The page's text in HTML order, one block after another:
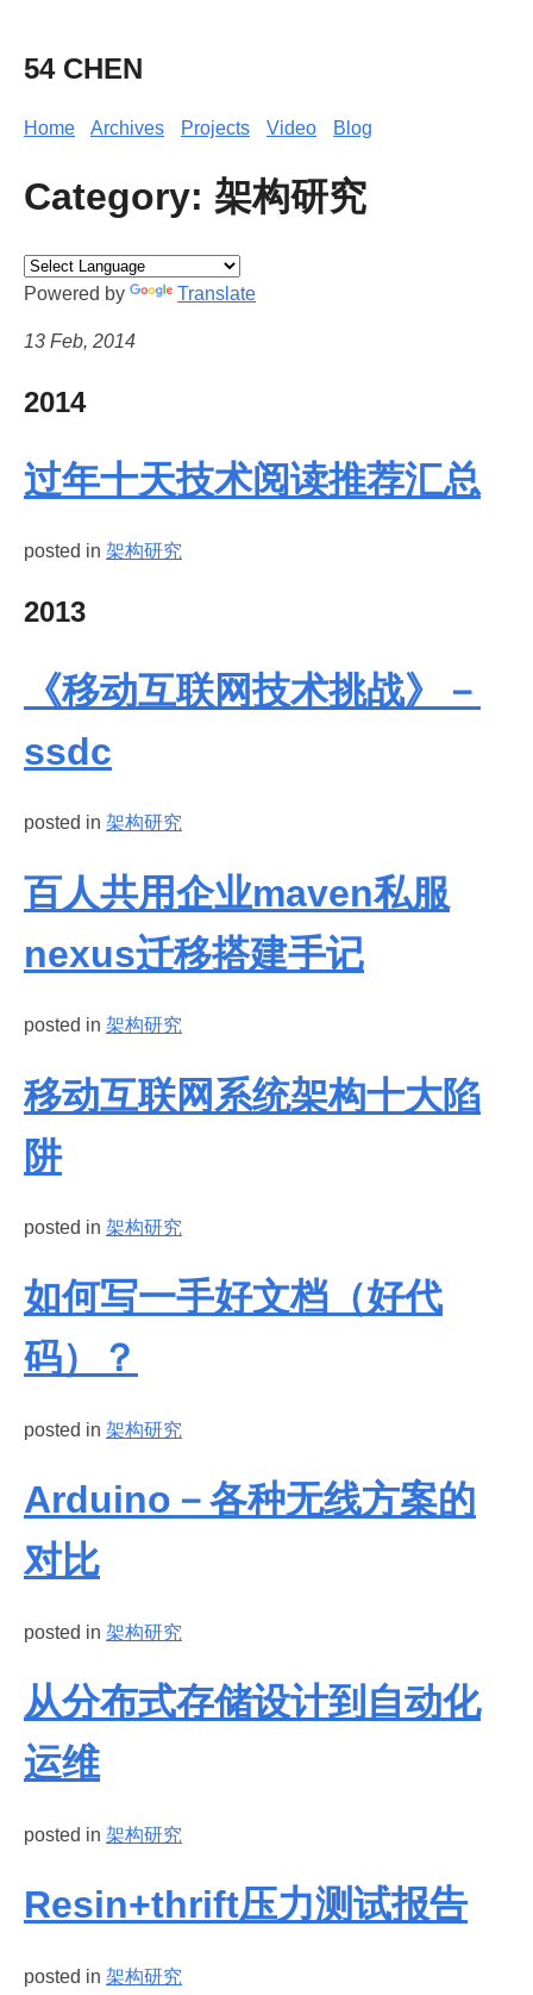
54 CHEN
Home Archives Projects Video Blog
Category: 架构研究
Powered by Translate
13 Feb, 2014
2014
过年十天技术阅读推荐汇总
posted in 架构研究
2013
《移动互联网技术挑战》－
ssdc
posted in 架构研究
百人共用企业maven私服
nexus迁移搭建手记
posted in 架构研究
移动互联网系统架构十大陷
阱
posted in 架构研究
如何写一手好文档（好代
码）？
posted in 架构研究
Arduino－各种无线方案的
对比
posted in 架构研究
从分布式存储设计到自动化
运维
posted in 架构研究
Resin+thrift压力测试报告
posted in 架构研究